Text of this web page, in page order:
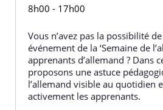
8h00 - 17h00
Vous n’avez pas la possibilité
événement de la ‘Semaine de
apprenants d’allemand ? Dans
proposons une astuce
l’allemand visible au quotidien
activement les apprenants.